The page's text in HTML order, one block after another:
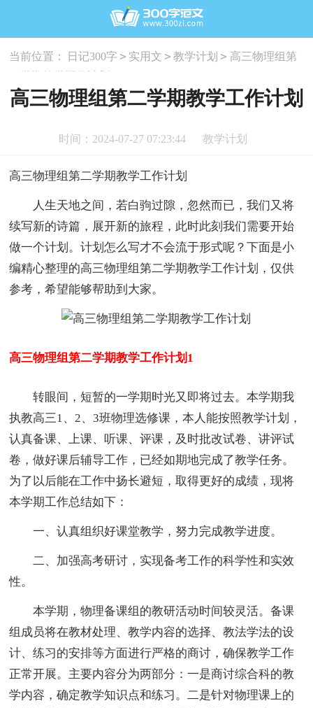
当前位置： 日记300字 > 实用文 > 教学计划 > 高三物理组第
高三物理组第二学期教学工作计划
时间：2024-07-27 07:23:44 教学计划
高三物理组第二学期教学工作计划
人生天地之间，若白驹过隙，忽然而已，我们又将
续写新的诗篇，展开新的旅程，此时此刻我们需要开始
做一个计划。计划怎么写才不会流于形式呢？下面是小
编精心整理的高三物理组第二学期教学工作计划，仅供
参考，希望能够帮助到大家。
高三物理组第二学期教学工作计划1
转眼间，短暂的一学期时光又即将过去。本学期我
执教高三1、2、3班物理选修课，本人能按照教学计划，
认真备课、上课、听课、评课，及时批改试卷、讲评试
卷，做好课后辅导工作，已经如期地完成了教学任务。
为了以后能在工作中扬长避短，取得更好的成绩，现将
本学期工作总结如下：
一、认真组织好课堂教学，努力完成教学进度。
二、加强高考研讨，实现备考工作的科学性和实效
性。
本学期，物理备课组的教研活动时间较灵活。备课
组成员将在教材处理、教学内容的选择、教法学法的设
计、练习的安排等方面进行严格的商讨，确保教学工作
正常开展。主要内容分为两部分：一是商讨综合科的教
学内容，确定教学知识点和练习。二是针对物理课上的